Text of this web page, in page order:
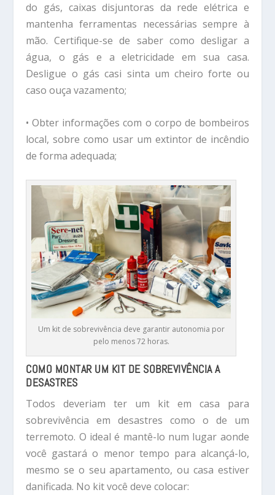
do gás, caixas disjuntoras da rede elétrica e
mantenha ferramentas necessárias sempre à
mão. Certifique-se de saber como desligar a
água, o gás e a eletricidade em sua casa.
Desligue o gás casi sinta um cheiro forte ou
caso ouça vazamento;
• Obter informações com o corpo de bombeiros
local, sobre como usar um extintor de incêndio
de forma adequada;
Um kit de sobrevivência deve garantir autonomia por
pelo menos 72 horas.
COMO MONTAR UM KIT DE SOBREVIVÊNCIA A
DESASTRES
Todos deveriam ter um kit em casa para
sobrevivência em desastres como o de um
terremoto. O ideal é mantê-lo num lugar aonde
você gastará o menor tempo para alcançá-lo,
mesmo se o seu apartamento, ou casa estiver
danificada. No kit você deve colocar: